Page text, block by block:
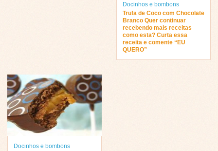
Docinhos e bombons
Trufa de Coco com Chocolate
Branco Quer continuar
recebendo mais receitas
como esta? Curta essa
receita e comente “EU
QUERO”
Docinhos e bombons